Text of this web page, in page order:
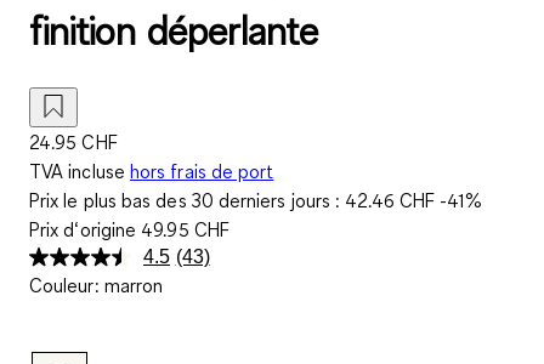
finition déperlante
24.95 CHF
TVA incluse hors frais de port
Prix le plus bas des 30 derniers jours : 42.46 CHF -41%
Prix d‘origine 49.95 CHF
4.5 Lire
(43)
Couleur: marron